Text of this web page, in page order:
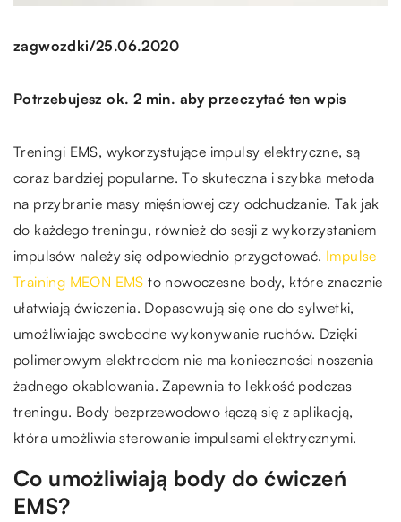
zagwozdki/25.06.2020
Potrzebujesz ok. 2 min. aby przeczytać ten wpis
Treningi EMS, wykorzystujące impulsy elektryczne, są
coraz bardziej popularne. To skuteczna i szybka metoda
na przybranie masy mięśniowej czy odchudzanie. Tak jak
do każdego treningu, również do sesji z wykorzystaniem
impulsów należy się odpowiednio przygotować. Impulse
Training MEON EMS to nowoczesne body, które znacznie
ułatwiają ćwiczenia. Dopasowują się one do sylwetki,
umożliwiając swobodne wykonywanie ruchów. Dzięki
polimerowym elektrodom nie ma konieczności noszenia
żadnego okablowania. Zapewnia to lekkość podczas
treningu. Body bezprzewodowo łączą się z aplikacją,
która umożliwia sterowanie impulsami elektrycznymi.
Co umożliwiają body do ćwiczeń
EMS?